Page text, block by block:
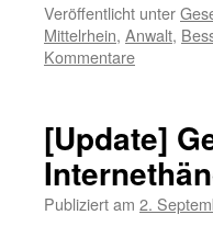
Veröffentlicht unter
Mittelrhein, Anwalt,
Kommentare
[Update]
Publiziert am 2.